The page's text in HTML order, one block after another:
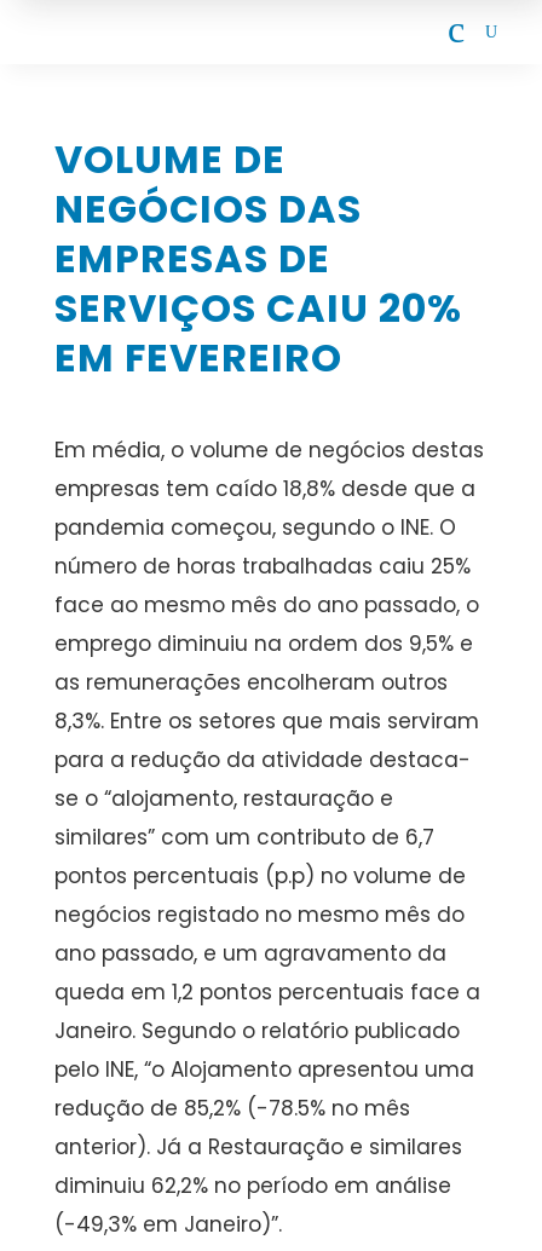
c U
VOLUME DE
NEGÓCIOS DAS
EMPRESAS DE
SERVIÇOS CAIU 20%
EM FEVEREIRO
Em média, o volume de negócios destas
empresas tem caído 18,8% desde que a
pandemia começou, segundo o INE. O
número de horas trabalhadas caiu 25%
face ao mesmo mês do ano passado, o
emprego diminuiu na ordem dos 9,5% e
as remunerações encolheram outros
8,3%. Entre os setores que mais serviram
para a redução da atividade destaca-
se o “alojamento, restauração e
similares” com um contributo de 6,7
pontos percentuais (p.p) no volume de
negócios registado no mesmo mês do
ano passado, e um agravamento da
queda em 1,2 pontos percentuais face a
Janeiro. Segundo o relatório publicado
pelo INE, “o Alojamento apresentou uma
redução de 85,2% (-78.5% no mês
anterior). Já a Restauração e similares
diminuiu 62,2% no período em análise
(-49,3% em Janeiro)”.